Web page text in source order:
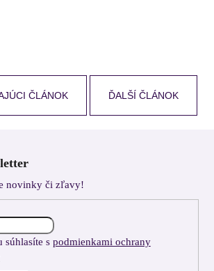
ČLÁNOK ĎALŠÍ ČLÁNOK
novinky či zľavy!
súhlasíte s podmienkami ochrany